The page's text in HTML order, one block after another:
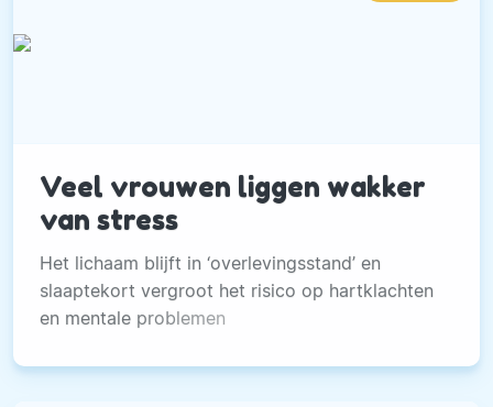
Veel vrouwen liggen wakker
van stress
Het lichaam blijft in ‘overlevingsstand’ en
slaaptekort vergroot het risico op hartklachten
en mentale problemen